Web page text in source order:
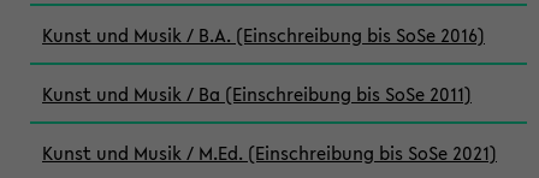
Kunst und Musik / B.A. (Einschreibung bis SoSe 2016)
Kunst und Musik / Ba (Einschreibung bis SoSe 2011)
Kunst und Musik / M.Ed. (Einschreibung bis SoSe 2021)